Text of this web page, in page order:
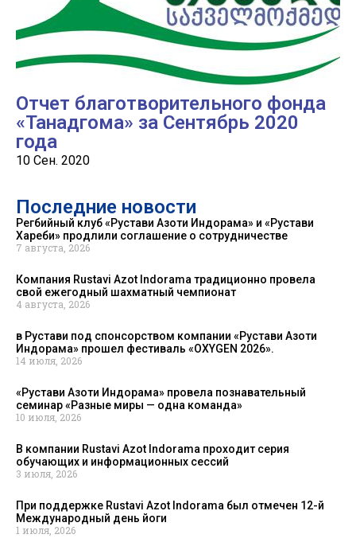
10 Сен. 2020
Отчет благотворительного фонда
«Танадгома» за Сентябрь 2020
года
Последние новости
Регбийный клуб «Рустави Азоти Индорама» и «Рустави
Харeби» продлили соглашение о сотрудничестве
7 августа, 2026
Компания Rustavi Azot Indorama традиционно провела
свой ежегодный шахматный чемпионат
4 августа, 2026
в Рустави под спонсорством компании «Рустави Азоти
Индорама» прошел фестиваль «OXYGEN 2026».
14 июля, 2026
«Рустави Азоти Индорама» провела познавательный
семинар «Разные миры — одна команда»
10 июля, 2026
В компании Rustavi Azot Indorama проходит серия
обучающих и информационных сессий
3 июля, 2026
При поддержке Rustavi Azot Indorama был отмечен 12-й
Международный день йоги
1 июля, 2026